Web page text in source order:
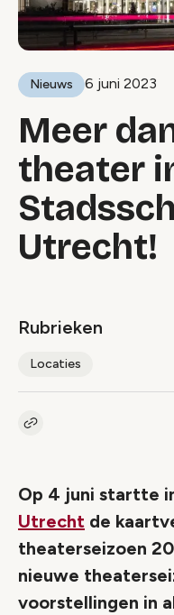
Nieuws 6 juni 2023
Meer
theater
Utrecht!
Rubrieken
Locaties
Kopieer link naar artikel
Op 4 juni startte
Utrecht de
theaterseizoen
nieuwe
voorstellingen in